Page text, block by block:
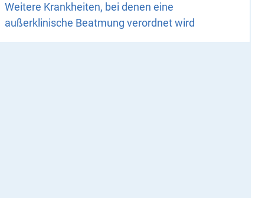
Weitere Krankheiten, bei denen eine
außerklinische Beatmung verordnet wird